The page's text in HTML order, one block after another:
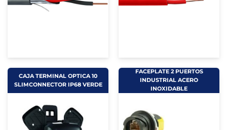
CAJA TERMINAL OPTICA 10
SLIMCONNECTOR IP68 VERDE
FACEPLATE 2 PUERTOS
INDUSTRIAL ACERO
INOXIDABLE